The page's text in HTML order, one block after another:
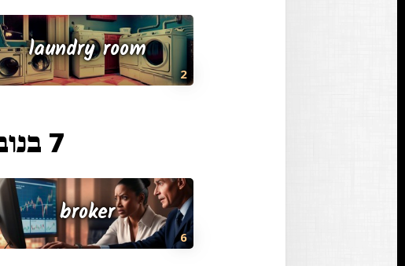
2
laundry room
7 בנובמבר 2025
6
broker